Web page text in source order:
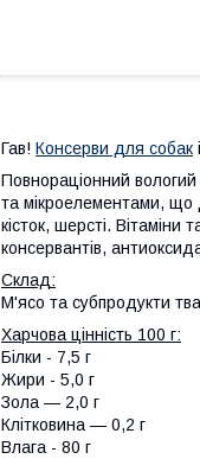
Гав! Консерви для собак
Повнораціонний
та мікроелементами, що
кісток, шерсті.
консервантів,
Склад:
М'ясо та субпродукти
Харчова цінність 100 г:
Білки - 7,5 г
Жири - 5,0 г
Зола — 2,0 г
Клітковина — 0,2 г
Влага - 80 г